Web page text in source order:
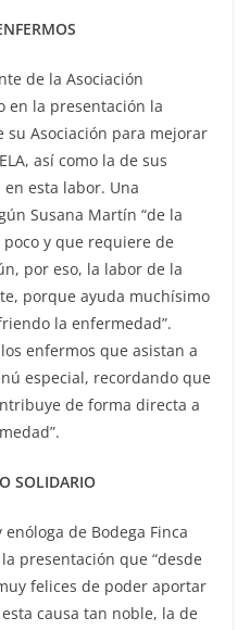
de la Asociación
en la presentación la
su Asociación para mejorar
así como la de sus
esta labor. Una
Susana Martín “de la
y que requiere de
por eso, la labor de la
porque ayuda muchísimo
la enfermedad”.
enfermos que asistan a
especial, recordando que
de forma directa a
SOLIDARIO
de Bodega Finca
presentación que “desde
felices de poder aportar
causa tan noble, la de